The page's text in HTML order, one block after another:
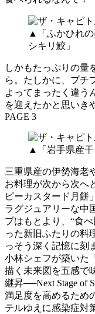
▲「ふかひれの
シキリ鮫」
しかもたっぷりの量
ら。たしかに、プチ
よってまったく違う
を迎えたかと思いき
PAGE 3
▲「岩手県産干
三重県産の伊勢海老
お料理が次から次へ
ピーカスタード月餅
ラグジュアリーな中
プはもとより、“食
った新旧ふたりの料
っそう深く記憶に刻
小林シェフが築いた
描く未来図を五感で
継昇──Next Stage of
満足度を高めるため
テルゆえに感染症対